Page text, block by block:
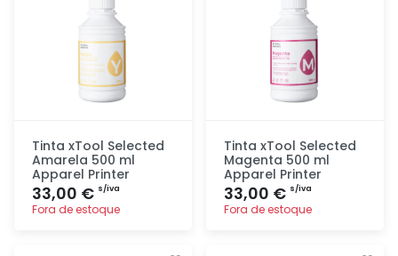
Tinta xTool Selected
Amarela 500 ml
Apparel Printer
33,00 € s/iva
Fora de estoque
Tinta xTool Selected
Magenta 500 ml
Apparel Printer
33,00 € s/iva
Fora de estoque